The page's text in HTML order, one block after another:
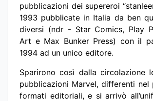
pubblicazioni dei supereroi
1993 pubblicate in Italia da ben
diversi (ndr - Star Comics, Play
Art e Max Bunker Press) con il
1994 ad un unico editore.
Sparirono così dalla circolazione
pubblicazioni Marvel, differenti nel
formati editoriali, e si arrivò